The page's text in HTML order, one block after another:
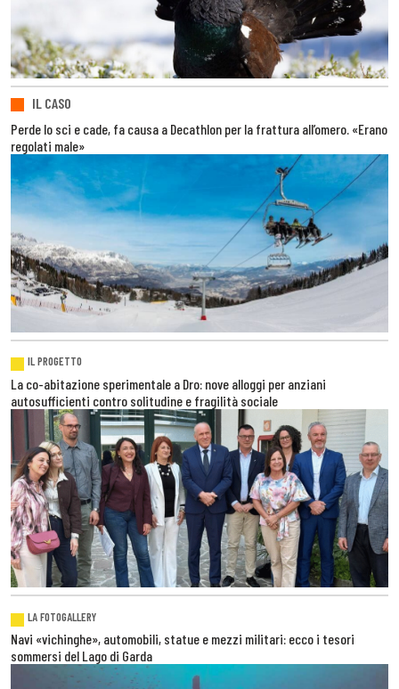
IL CASO
Perde lo sci e cade, fa causa a Decathlon per la frattura all’omero. «Erano
regolati male»
IL PROGETTO
La co-abitazione sperimentale a Dro: nove alloggi per anziani
autosufficienti contro solitudine e fragilità sociale
LA FOTOGALLERY
Navi «vichinghe», automobili, statue e mezzi militari: ecco i tesori
sommersi del Lago di Garda